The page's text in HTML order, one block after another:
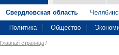
Свердловская область
Политика Общество
Главная страница /